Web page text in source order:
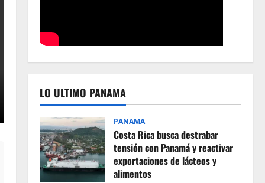
LO ULTIMO PANAMA
PANAMA
Costa Rica busca destrabar
tensión con Panamá y reactivar
exportaciones de lácteos y
alimentos